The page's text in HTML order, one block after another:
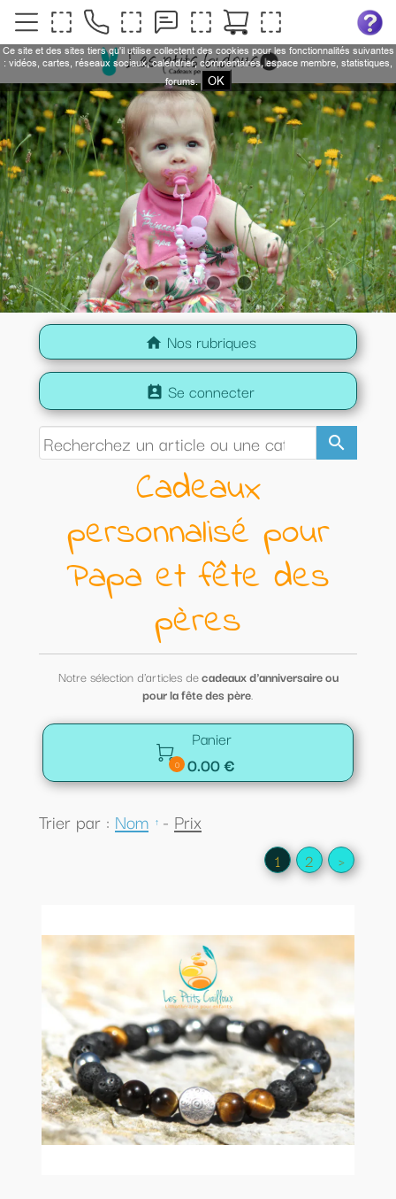
home Nos rubriques
search
perm_contact_calendar Se connecter
Cadeaux
personnalisé pour
Papa et fête des
pères
Notre sélection d'articles decadeaux d'anniversaire ou
pour la fête des père.

0
Panier
0.00 €
Trier par : Nom - Prix
1 2 >
Ce site et des sites tiers qu'il utilise collectent des cookies pour les fonctionnalités suivantes
: vidéos, cartes, réseaux sociaux, calendrier, commentaires, espace membre, statistiques,
forums.
OK